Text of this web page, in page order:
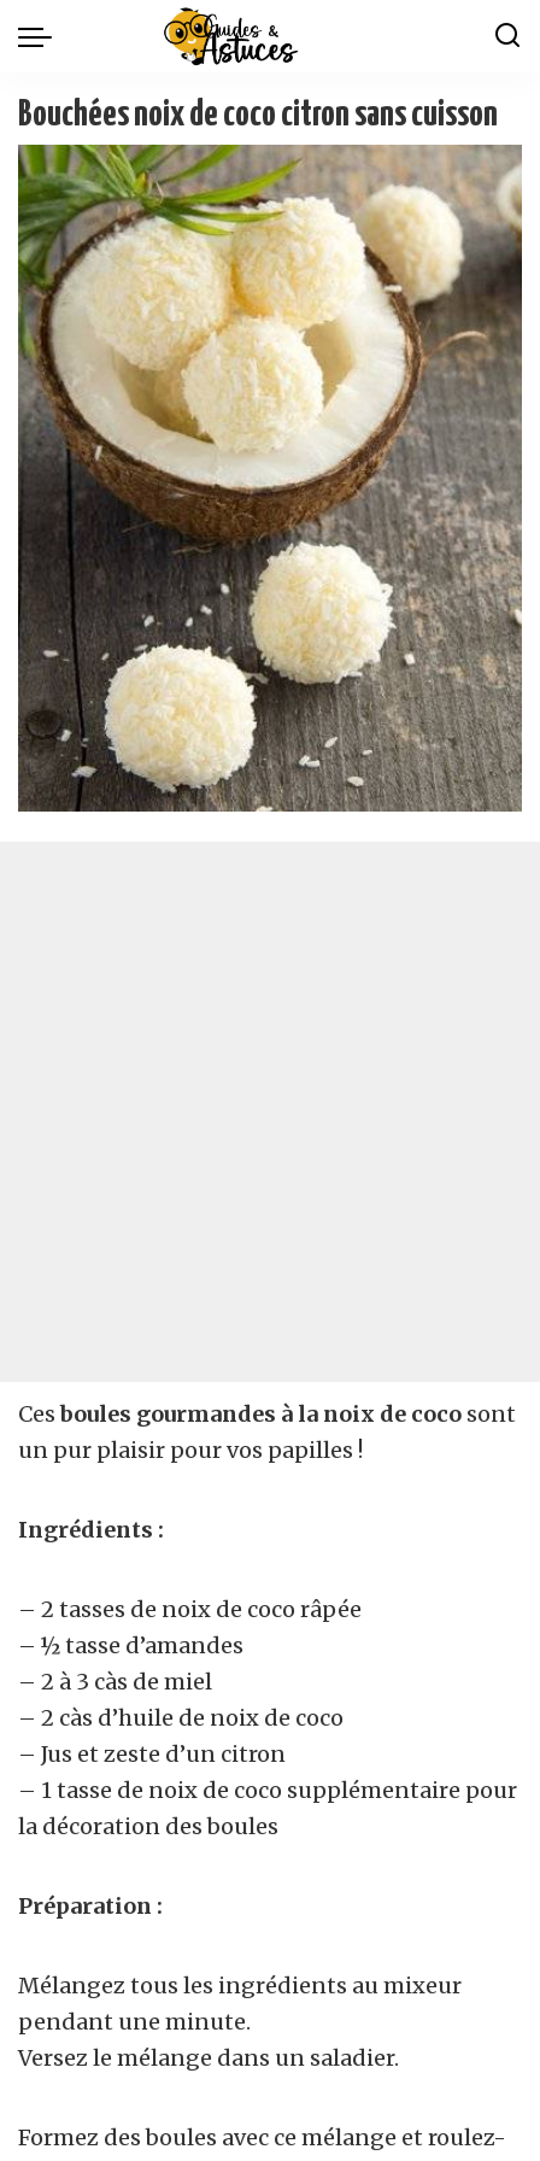
Bouchées noix de coco citron sans cuisson
Cesboules gourmandes à la noix de coco sont
un pur plaisir pour vos papilles !
Ingrédients :
– 2 tasses de noix de coco râpée
– ½ tasse d’amandes
– 2 à 3 càs de miel
– 2 càs d’huile de noix de coco
– Jus et zeste d’un citron
– 1 tasse de noix de coco supplémentaire pour
la décoration des boules
Préparation :
Mélangez tous les ingrédients au mixeur
pendant une minute.
Versez le mélange dans un saladier.
Formez des boules avec ce mélange et roulez-